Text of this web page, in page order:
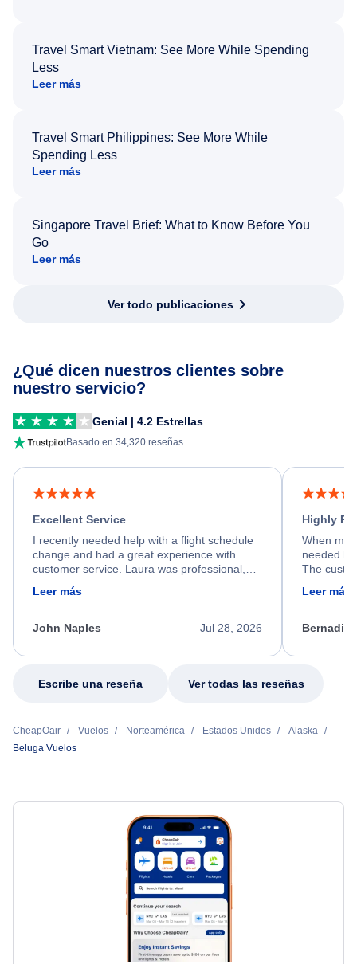
Travel Smart Vietnam: See More While Spending
Less
Leer más
Travel Smart Philippines: See More While
Spending Less
Leer más
Singapore Travel Brief: What to Know Before You
Go
Leer más
Ver todo publicaciones
¿Qué dicen nuestros clientes sobre
nuestro servicio?
Genial | 4.2 Estrellas
Basado en 34,320 reseñas
Excellent Service
I recently needed help with a flight schedule
change and had a great experience with
customer service. Laura was professional,
friendly, and very helpful throughout the
process. She quickly found a solution and
appreciate her excellent service.
Leer más
Jul 28, 2026
John Naples
Highly
When my
needed
The
calm,
my issue.
Leer más
Escribe una reseña Ver todas las reseñas
CheapOair Vuelos Norteamérica Estados Unidos
Alaska
Beluga Vuelos